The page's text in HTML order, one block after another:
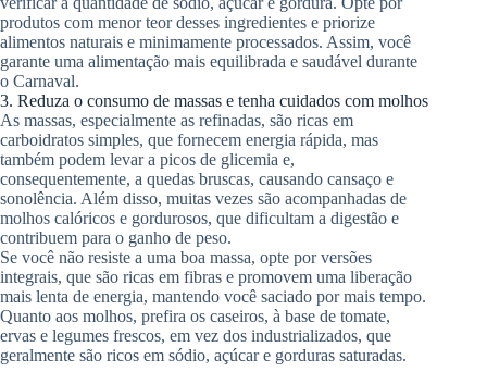
produtos com menor teor desses ingredientes e priorize
alimentos naturais e minimamente processados. Assim, você
garante uma alimentação mais equilibrada e saudável durante
o Carnaval.
3. Reduza o consumo de massas e tenha cuidados com molhos
As massas, especialmente as refinadas, são ricas em
carboidratos simples, que fornecem energia rápida, mas
também podem levar a picos de glicemia e,
consequentemente, a quedas bruscas, causando cansaço e
sonolência. Além disso, muitas vezes são acompanhadas de
molhos calóricos e gordurosos, que dificultam a digestão e
contribuem para o ganho de peso.
Se você não resiste a uma boa massa, opte por versões
integrais, que são ricas em fibras e promovem uma liberação
mais lenta de energia, mantendo você saciado por mais tempo.
Quanto aos molhos, prefira os caseiros, à base de tomate,
ervas e legumes frescos, em vez dos industrializados, que
geralmente são ricos em sódio, açúcar e gorduras saturadas.